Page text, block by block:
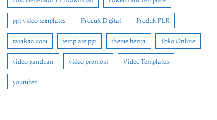
ppt video templates Produk Digital Produk PLR
ratakan.com template ppt theme berita Toko Online
video panduan video promosi Video Templates
youtuber